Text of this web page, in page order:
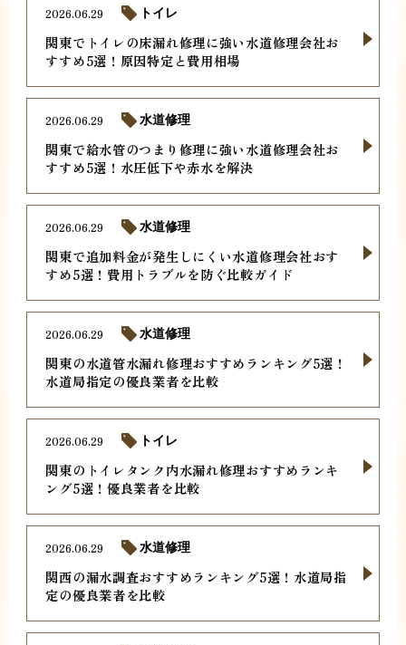
関東でトイレの床漏れ修理に強い水道修理会社お
すすめ5選！原因特定と費用相場
2026.06.29 トイレ
関東で給水管のつまり修理に強い水道修理会社お
すすめ5選！水圧低下や赤水を解決
2026.06.29 水道修理
関東で追加料金が発生しにくい水道修理会社おす
すめ5選！費用トラブルを防ぐ比較ガイド
2026.06.29 水道修理
関東の水道管水漏れ修理おすすめランキング5選！
水道局指定の優良業者を比較
2026.06.29 水道修理
関東のトイレタンク内水漏れ修理おすすめランキ
ング5選！優良業者を比較
2026.06.29 トイレ
関西の漏水調査おすすめランキング5選！水道局指
定の優良業者を比較
2026.06.29 水道修理